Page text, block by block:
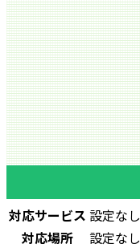
対応サービス 設定なし
対応場所
設定なし